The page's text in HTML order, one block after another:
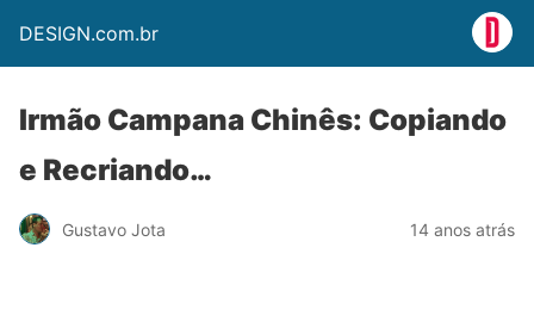
DESIGN.com.br
Irmão Campana Chinês: Copiando
e Recriando…
Gustavo Jota 14 anos atrás